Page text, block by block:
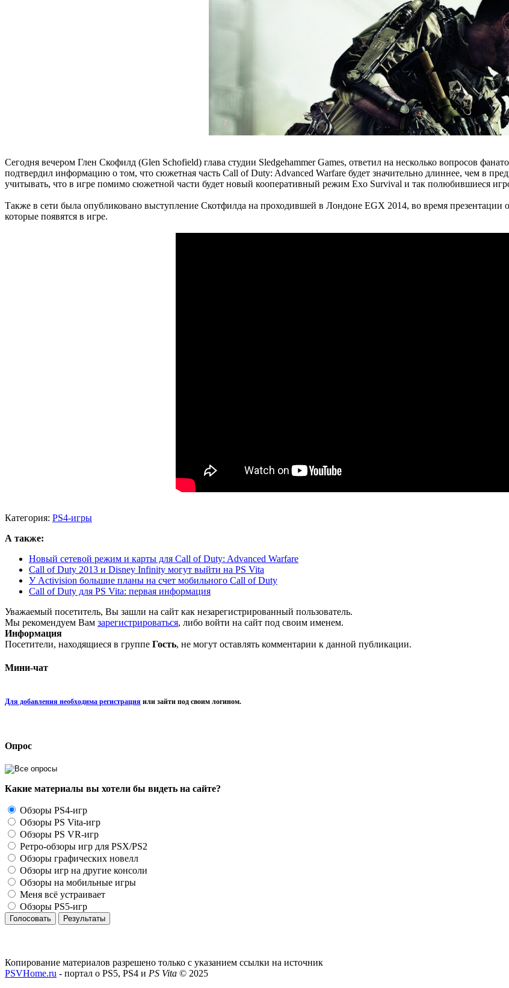
Сегодня вечером Глен Скофилд (Glen Schofield) глава студии Sledgehammer Games, ответил на несколько вопросов
подтвердил информацию о том, что сюжетная часть Call of Duty: Advanced Warfare будет значительно длиннее, чем в
учитывать, что в игре помимо сюжетной части будет новый кооперативный режим Exo Survival и так полюбившиеся
Также в сети была опубликовано выступление Скотфилда на проходившей в Лондоне EGX 2014, во время презентации
которые появятся в игре.
Категория: PS4-игры
А также:
Новый сетевой режим и карты для Call of Duty: Advanced Warfare
Call of Duty 2013 и Disney Infinity могут выйти на PS Vita
У Activision большие планы на счет мобильного Call of Duty
Call of Duty для PS Vita: первая информация
Уважаемый посетитель, Вы зашли на сайт как незарегистрированный пользователь.
Мы рекомендуем Вам зарегистрироваться, либо войти на сайт под своим именем.
Информация
Посетители, находящиеся в группе Гость, не могут оставлять комментарии к данной публикации.
Мини-чат
Для добавления необходима регистрация или зайти под своим логином.
Опрос
Какие материалы вы хотели бы видеть на сайте?
Обзоры PS4-игр
Обзоры PS Vita-игр
Обзоры PS VR-игр
Ретро-обзоры игр для PSX/PS2
Обзоры графических новелл
Обзоры игр на другие консоли
Обзоры на мобильные игры
Меня всё устраивает
Обзоры PS5-игр
Голосовать Результаты
Копирование материалов разрешено только с указанием ссылки на источник
PSVHome.ru - портал о PS5, PS4 и PS Vita © 2025